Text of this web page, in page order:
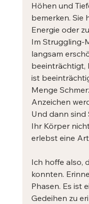
Höhen und
bemerken. Sie
Energie oder
Im Struggling-
langsam
beeinträchtigt,
ist
Menge
Anzeichen
Und dann sind
Ihr Körper
erlebst eine
Ich hoffe also,
konnten.
Phasen. Es ist
Gedeihen zu